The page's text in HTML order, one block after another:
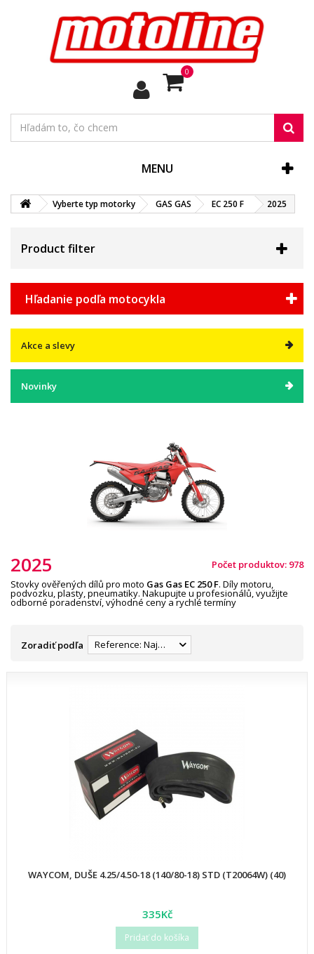
0
MENU
Vyberte typ motorky GAS GAS EC 250 F 2025
Product filter
Hľadanie podľa motocykla
Akce a slevy
Novinky
2025
Počet produktov: 978
Stovky ověřených dílů pro moto Gas Gas EC 250 F. Díly motoru,
podvozku, plasty, pneumatiky. Nakupujte u profesionálů, využijte
odborné poradenství, výhodné ceny a rychlé termíny
Zoradiť podľa Reference: Najnižšia
WAYCOM, DUŠE 4.25/4.50-18 (140/80-18) STD (T20064W) (40)
335Kč
Pridať do košíka